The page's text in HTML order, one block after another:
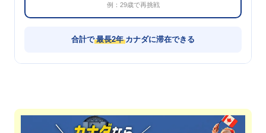
例：29歳で再挑戦
合計で 最長2年 カナダに滞在できる